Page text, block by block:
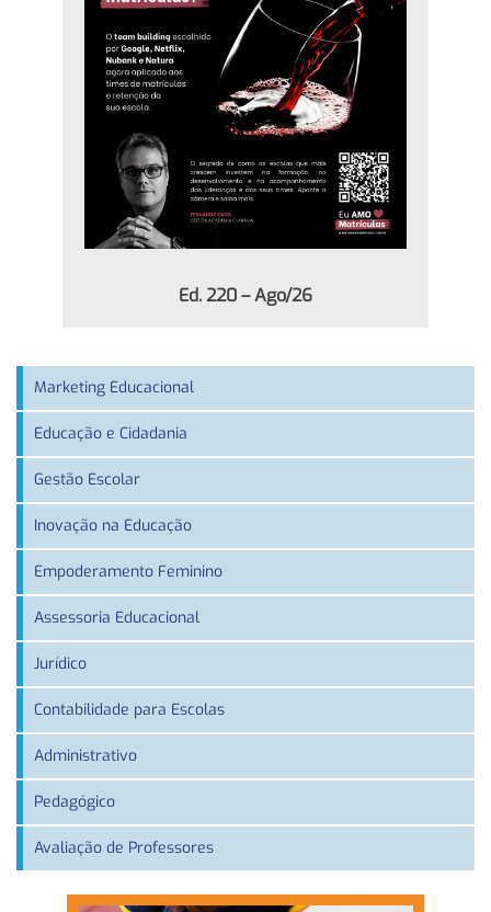
Ed. 220 – Ago/26
Marketing Educacional
Educação e Cidadania
Gestão Escolar
Inovação na Educação
Empoderamento Feminino
Assessoria Educacional
Jurídico
Contabilidade para Escolas
Administrativo
Pedagógico
Avaliação de Professores